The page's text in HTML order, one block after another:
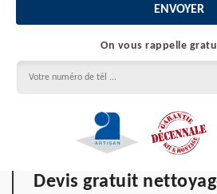
On vous rappelle
Devis gratuit